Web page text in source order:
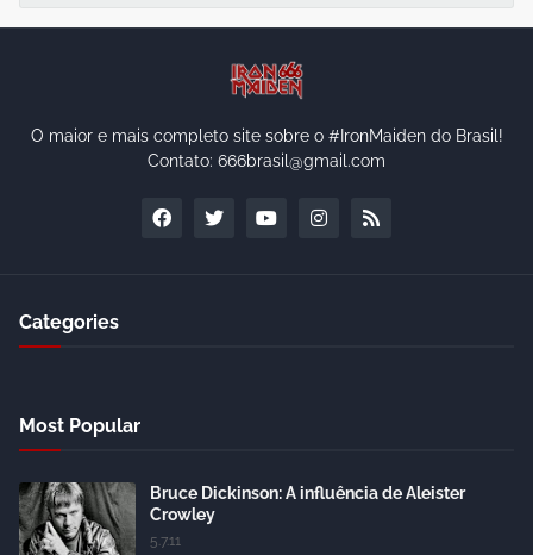
O maior e mais completo site sobre o #IronMaiden do Brasil!
Contato: 666brasil@gmail.com
Categories
Most Popular
Bruce Dickinson: A influência de Aleister
Crowley
5.7.11